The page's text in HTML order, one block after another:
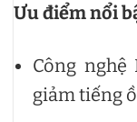
Ưu điểm nổi
Công
giảm tiếng